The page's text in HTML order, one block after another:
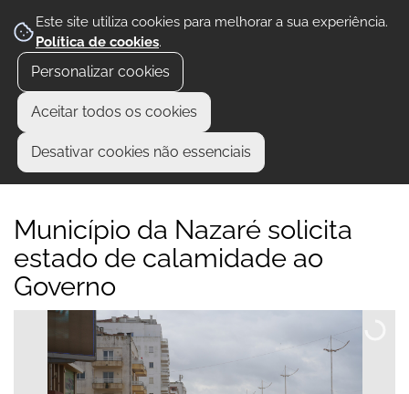
Este site utiliza cookies para melhorar a sua experiência.
Política de cookies.
Personalizar cookies
Aceitar todos os cookies
Desativar cookies não essenciais
Município da Nazaré solicita
estado de calamidade ao
Governo